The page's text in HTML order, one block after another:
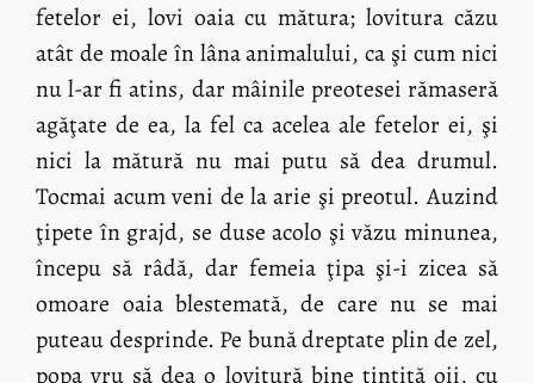
fetelor ei, lovi oaia cu mătura; lovitura căzu
atât de moale în lâna animalului, ca şi cum nici
nu l-ar fi atins, dar mâinile preotesei rămaseră
agăţate de ea, la fel ca acelea ale fetelor ei, şi
nici la mătură nu mai putu să dea drumul.
Tocmai acum veni de la arie şi preotul. Auzind
ţipete în grajd, se duse acolo şi văzu minunea,
începu să râdă, dar femeia ţipa şi-i zicea să
omoare oaia blestemată, de care nu se mai
puteau desprinde. Pe bună dreptate plin de zel,
popa vru să dea o lovitură bine ţintită oii, cu